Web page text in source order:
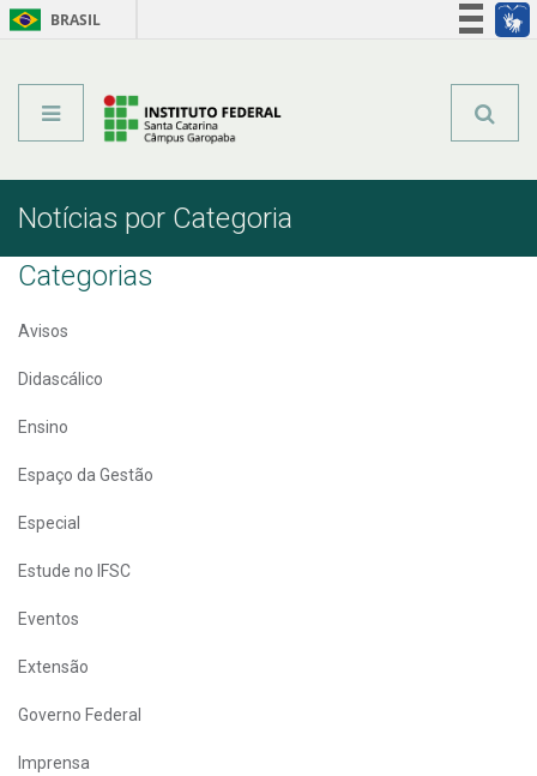
BRASIL
Notícias por Categoria
Categorias
Avisos
Didascálico
Ensino
Espaço da Gestão
Especial
Estude no IFSC
Eventos
Extensão
Governo Federal
Imprensa